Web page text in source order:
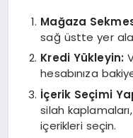
Mağaza
sağ üstte yer
Kredi Yükleyin:
hesabınıza
İçerik Seçimi
silah
içerikleri seçin.